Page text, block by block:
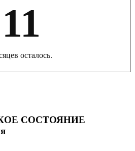
11
осталось.
СОСТОЯНИЕ